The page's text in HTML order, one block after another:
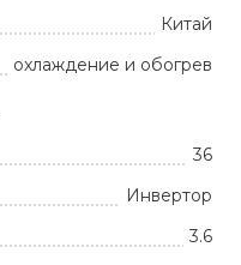
Китай
охлаждение и обогрев
36
Инвертор
3.6